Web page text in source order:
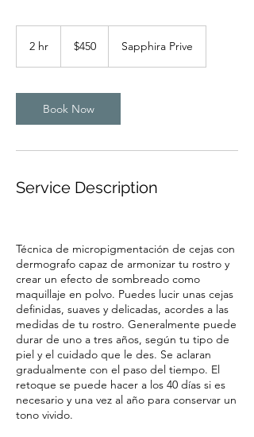
2 hr
dollars$450 Sapphira Prive
Book Now
Service Description
Técnica de micropigmentación de cejas con
dermografo capaz de armonizar tu rostro y
crear un efecto de sombreado como
maquillaje en polvo. Puedes lucir unas cejas
definidas, suaves y delicadas, acordes a las
medidas de tu rostro. Generalmente puede
durar de uno a tres años, según tu tipo de
piel y el cuidado que le des. Se aclaran
gradualmente con el paso del tiempo. El
retoque se puede hacer a los 40 días si es
necesario y una vez al año para conservar un
tono vivido.